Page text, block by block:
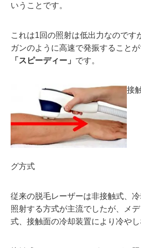
いうことです。
これは1回の照射は低出力なのです
ガンのように高速で発振すること
「スピーディー」 です。
接
グ方式
従来の脱毛レーザーは非接触式、
照射する方式が主流でしたが、メ
式、接触面の冷却装置により冷やし